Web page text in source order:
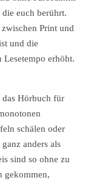
euch berührt.
Print und
und die
erhöht.
das Hörbuch für
schälen oder
anders als
sind so ohne zu
gekommen,